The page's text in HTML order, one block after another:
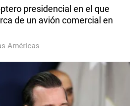
presidencial en el que
de un avión comercial en
Américas